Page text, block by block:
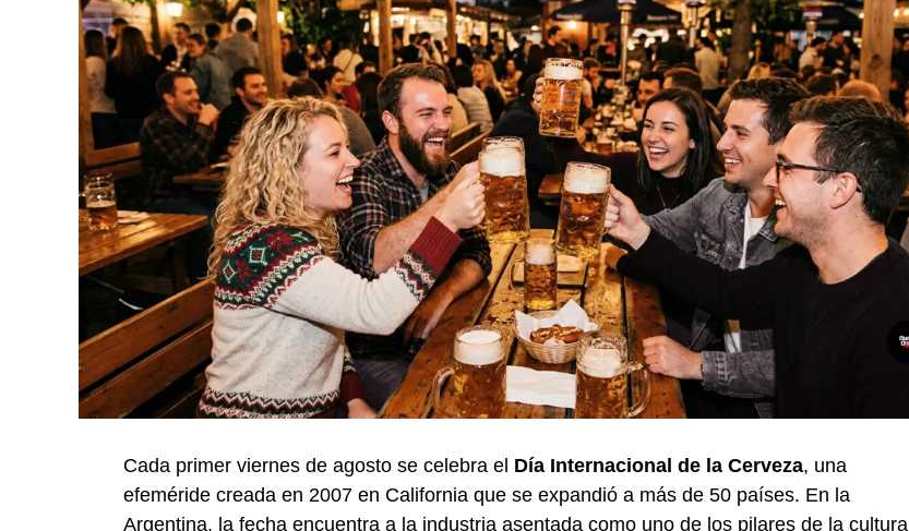
Cada primer viernes de agosto se celebra el Día Internacional de la Cerveza, una
efeméride creada en 2007 en California que se expandió a más de 50 países. En la
Argentina, la fecha encuentra a la industria asentada como uno de los pilares de la cultura